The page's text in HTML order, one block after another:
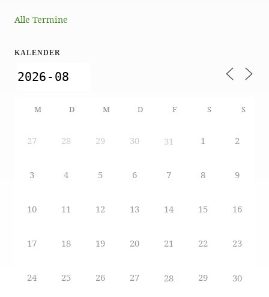
Alle Termine
KALENDER
M D M D F S S
27 28 29 30 31 1 2
3 4 5 6 7 8 9
10 11 12 13 14 15 16
17 18 19 20 21 22 23
24 25 26 27 28 29 30